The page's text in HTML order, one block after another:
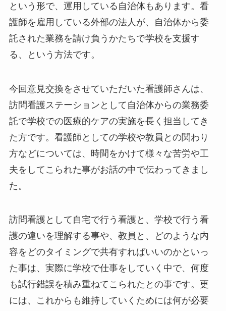
という形で、運用している自治体もあります。看
護師を雇用している外部の法人が、自治体から委
託された業務を請け負うかたちで学校を支援す
る、という方法です。
今回意見交換をさせていただいた看護師さんは、
訪問看護ステーションとして自治体からの業務委
託で学校での医療的ケアの実施を長く担当してき
た方です。看護師としての学校や教員との関わり
方などについては、時間をかけて様々な苦労や工
夫をしてこられた事がお話の中で伝わってきまし
た。
訪問看護として自宅で行う看護と、学校で行う看
護の違いを理解する事や、教員と、どのような内
容をどのタイミングで共有すればいいのかといっ
た事は、実際に学校で仕事をしていく中で、何度
も試行錯誤を積み重ねてこられたとの事です。更
には、これからも維持していくためには何が必要